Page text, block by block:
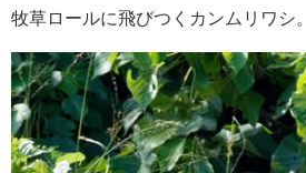
牧草ロールに飛びつくカンムリワシ。